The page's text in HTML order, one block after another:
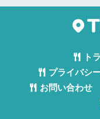
ト
プライバシ
お問い合わせ